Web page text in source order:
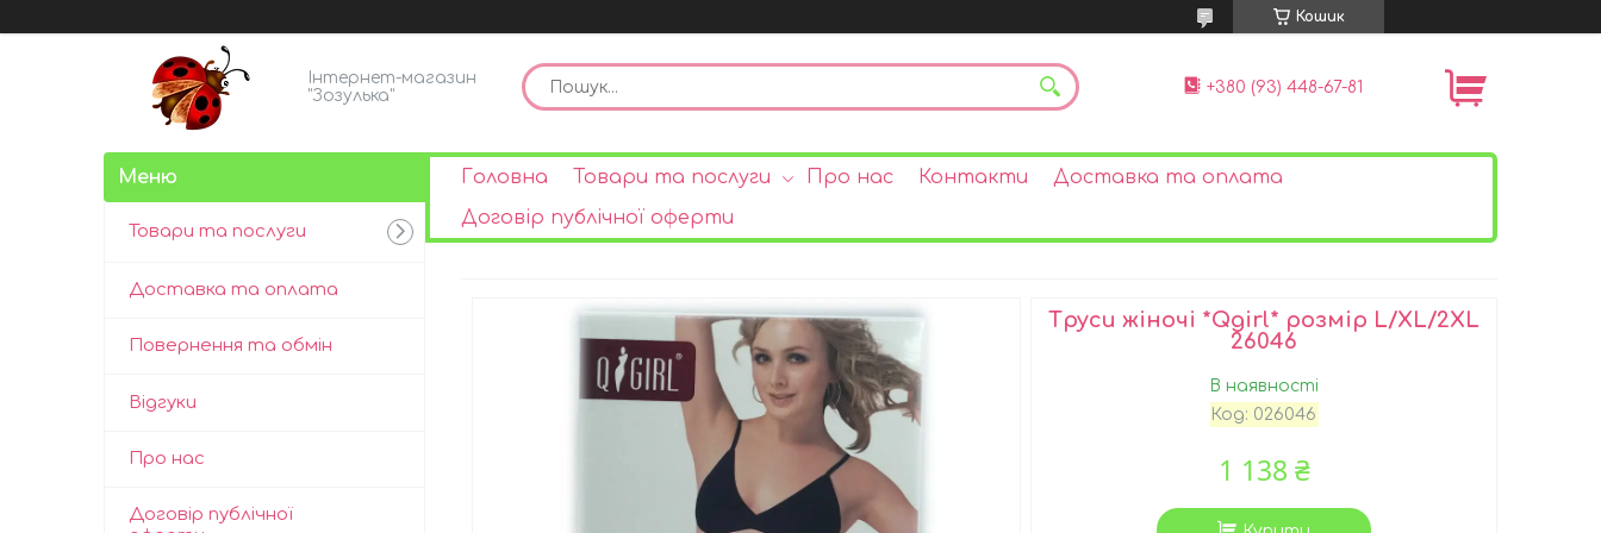
Кошик
Інтернет-магазин
"Зозулька"
+380 (93) 448-67-81
Головна Товари та послуги Про нас Контакти
Доставка та оплата
Договір публічної оферти
Труси жіночі *Qgirl* розмір L/XL/2XL
26046
В наявності
Код: 026046
1 138 ₴
Товари та послуги
Доставка та оплата
Повернення та обмін
Відгуки
Про нас
Договір публічної